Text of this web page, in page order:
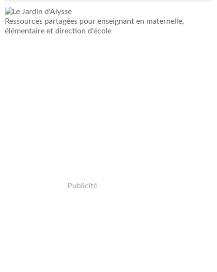
Ressources partagées pour enseignant en maternelle,
élémentaire et direction d'école
Publicité